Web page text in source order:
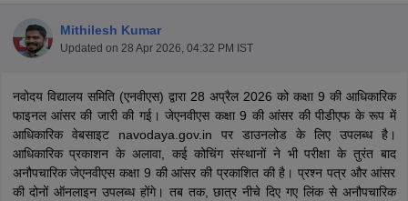
Time Table 2026
12th Supplementary Result 2026 TN 11th Arrear Result 2026
HS Result 2026CBSE Class 12 Result Link 2026Punjab
CBSE 10th Science Question Paper 2026 Second ExamCBSE 10th
Question Paper 2026TS Inter Supplementary Question
SSLCKarnataka SSLCUK Board 10thGoa Board SSCPSEB 10th
ExamMP Board 12thUK Board 12thGoa Board HSSCPSEB 12th
Public School Admissions Navyug School AdmissionMGGS School
Mithilesh Kumar
Updated on 28 Apr 2026, 04:32 PM IST
नवोदय विद्यालय समिति (एनवीएस) द्वारा 28 अप्रैल 2026 को कक्षा 9 की आधिकारिक
फाइनल आंसर की जारी की गई। जेएनवीएस कक्षा 9 की आंसर की पीडीएफ के रूप में
आधिकारिक वेबसाइट navodaya.gov.in पर डाउनलोड के लिए उपलब्ध है।
आधिकारिक प्रकाशन के अलावा, कई कोचिंग संस्थानों ने भी परीक्षा के तुरंत बाद
अनौपचारिक जेएनवीएस कक्षा 9 की आंसर की प्रकाशित की है। प्रश्न पत्र और आंसर
की दोनों ऑनलाइन उपलब्ध होंगे। तब तक, छात्र नीचे दिए गए लिंक से अनौपचारिक